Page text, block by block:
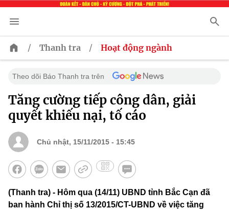
/ Thanh tra / Hoạt động ngành
Theo dõi Báo Thanh tra trên
Tăng cường tiếp công dân, giải
quyết khiếu nại, tố cáo
Chủ nhật, 15/11/2015 - 15:45
(Thanh tra) - Hôm qua (14/11) UBND tỉnh Bắc Cạn đã
ban hành Chỉ thị số 13/2015/CT-UBND về việc tăng